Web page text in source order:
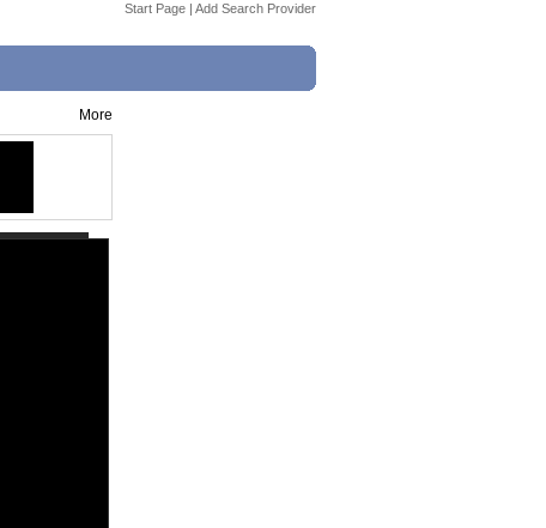
Start Page | Add Search Provider
More